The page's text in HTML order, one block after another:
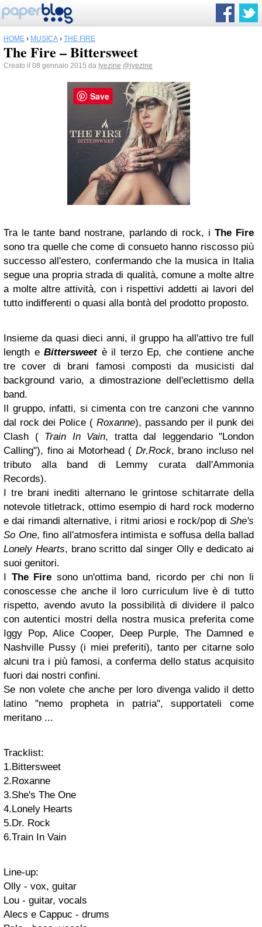
HOME › MUSICA › THE FIRE
The Fire – Bittersweet
Creato il 08 gennaio 2015 da Iyezine @iyezine
Tra le tante band nostrane, parlando di rock, iThe Fire
sono tra quelle che come di consueto hanno riscosso più
successo all'estero, confermando che la musica in Italia
segue una propria strada di qualità, comune a molte altre
a molte altre attività, con i rispettivi addetti ai lavori del
tutto indifferenti o quasi alla bontà del prodotto proposto.
Insieme da quasi dieci anni, il gruppo ha all'attivo tre full
length eBittersweet è il terzo Ep, che contiene anche
tre cover di brani famosi composti da musicisti dal
background vario, a dimostrazione dell'eclettismo della
band.
Il gruppo, infatti, si cimenta con tre canzoni che vannno
dal rock dei Police ( Roxanne), passando per il punk dei
Clash ( Train In Vain, tratta dal leggendario "London
Calling"), fino ai Motorhead ( Dr.Rock, brano incluso nel
tributo alla band di Lemmy curata dall'Ammonia
Records).
I tre brani inediti alternano le grintose schitarrate della
notevole titletrack, ottimo esempio di hard rock moderno
e dai rimandi alternative, i ritmi ariosi e rock/pop di She's
So One, fino all'atmosfera intimista e soffusa della ballad
Lonely Hearts, brano scritto dal singer Olly e dedicato ai
suoi genitori.
I The Fire sono un'ottima band, ricordo per chi non li
conoscesse che anche il loro curriculum live è di tutto
rispetto, avendo avuto la possibilità di dividere il palco
con autentici mostri della nostra musica preferita come
Iggy Pop, Alice Cooper, Deep Purple, The Damned e
Nashville Pussy (i miei preferiti), tanto per citarne solo
alcuni tra i più famosi, a conferma dello status acquisito
fuori dai nostri confini.
Se non volete che anche per loro divenga valido il detto
latino "nemo propheta in patria", supportateli come
meritano ...
Tracklist:
1.Bittersweet
2.Roxanne
3.She's The One
4.Lonely Hearts
5.Dr. Rock
6.Train In Vain
Line-up:
Olly - vox, guitar
Lou - guitar, vocals
Alecs e Cappuc - drums
Save